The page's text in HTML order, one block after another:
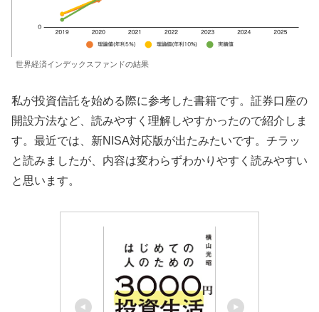
世界経済インデックスファンドの結果
私が投資信託を始める際に参考した書籍です。証券口座の
開設方法など、読みやすく理解しやすかったので紹介しま
す。最近では、新NISA対応版が出たみたいです。チラッ
と読みましたが、内容は変わらずわかりやすく読みやすい
と思います。